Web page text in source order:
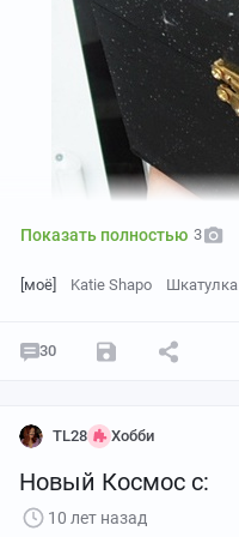
Показать полностью 3
[моё] Katie Shapo Шкатулка
30
TL28 Хобби
Новый Космос с:
10 лет назад